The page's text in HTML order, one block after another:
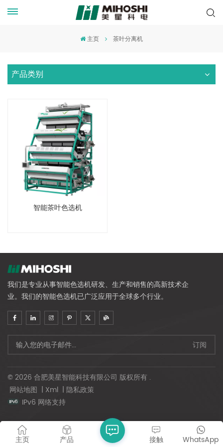
主页 茶叶分离机
产品类别
智能茶叶色选机
我们是专业从事智能色选机研发、生产和销售的高新技术企
业。我们的智能色选机已广泛应用于全球多个行业。
© 2026 合肥美星智能科技有限公司 版权所有 .
网站地图 | Xml | 隐私政策
IPv6 网络支持
主页 产品 WhatsApp
接触